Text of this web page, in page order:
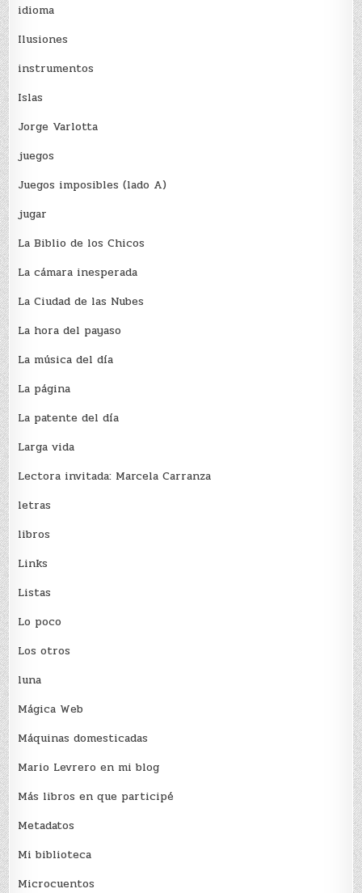
idioma
Ilusiones
instrumentos
Islas
Jorge Varlotta
juegos
Juegos imposibles (lado A)
jugar
La Biblio de los Chicos
La cámara inesperada
La Ciudad de las Nubes
La hora del payaso
La música del día
La página
La patente del día
Larga vida
Lectora invitada: Marcela Carranza
letras
libros
Links
Listas
Lo poco
Los otros
luna
Mágica Web
Máquinas domesticadas
Mario Levrero en mi blog
Más libros en que participé
Metadatos
Mi biblioteca
Microcuentos